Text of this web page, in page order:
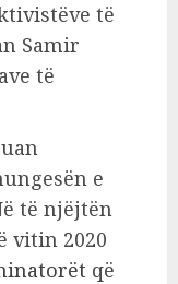
të
Samir
të
e
të njëjtën
vitin 2020
që